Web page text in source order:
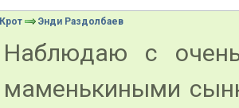
Крот Энди Раздолбаев
Наблюдаю с
маменькиными